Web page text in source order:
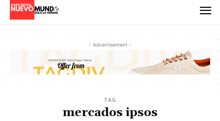
- Advertisement -
TAG
mercados ipsos